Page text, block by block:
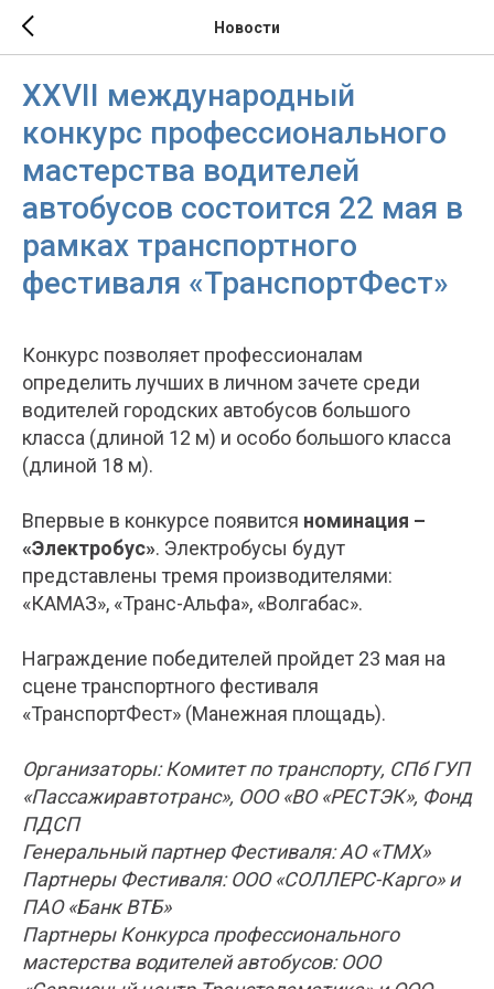
Новости
XXVII международный
конкурс профессионального
мастерства водителей
автобусов состоится 22 мая в
рамках транспортного
фестиваля «ТранспортФест»
Конкурс позволяет профессионалам
определить лучших в личном зачете среди
водителей городских автобусов большого
класса (длиной 12 м) и особо большого класса
(длиной 18 м).
Впервые в конкурсе появится номинация –
«Электробус». Электробусы будут
представлены тремя производителями:
«КАМАЗ», «Транс-Альфа», «Волгабас».
Награждение победителей пройдет 23 мая на
сцене транспортного фестиваля
«ТранспортФест» (Манежная площадь).
Организаторы: Комитет по транспорту, СПб ГУП
«Пассажиравтотранс», ООО «ВО «РЕСТЭК», Фонд
ПДСП
Генеральный партнер Фестиваля: АО «ТМХ»
Партнеры Фестиваля: ООО «СОЛЛЕРС-Карго» и
ПАО «Банк ВТБ»
Партнеры Конкурса профессионального
мастерства водителей автобусов: ООО